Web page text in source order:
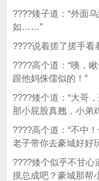
????矮子道：“外面
如……”
????说着搓了搓手看
????高个道：“咦，
跟他妈侏儒似的！”
????矮个道：“大哥
那小屁股真翘，小弟
????高个道：“不中
老子带你去豪城好好
????矮个似乎不甘心
摸总成吧？豪城那帮